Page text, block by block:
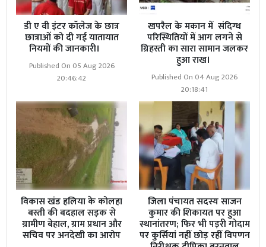
डी ए वी इंटर कॉलेज के छात्र
छात्राओं को दी गई यातायात
नियमों की जानकारी।
Published On 05 Aug 2026
20:46:42
खपरैल के मकान में संदिग्ध
परिस्थितियों में आग लगने से
ग्रिहस्ती का सारा सामान जलकर
हुआ राख।
Published On 04 Aug 2026
20:18:41
विकास खंड हलिया के कोलहा
बस्ती की बदहाल सड़क से
ग्रामीण बेहाल, ग्राम प्रधान और
सचिव पर अनदेखी का आरोप
जिला पंचायत सदस्य साजन
कुमार की शिकायत पर हुआ
स्थानांतरण; फिर भी पड़री गोदाम
पर कुर्सियां नहीं छोड़ रहीं विपणन